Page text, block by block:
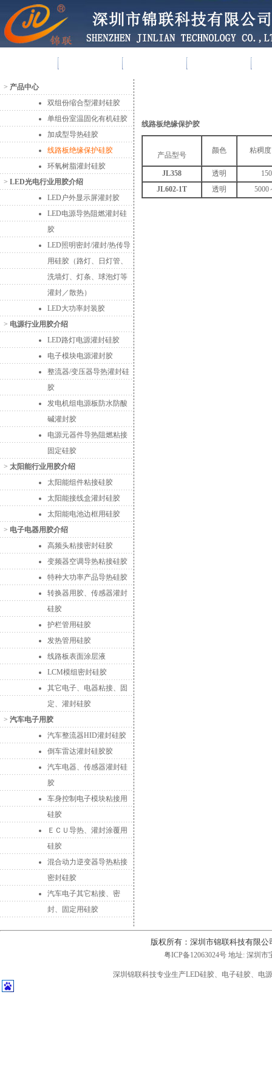
> 产品中心
双组份缩合型灌封硅胶
单组份室温固化有机硅胶
加成型导热硅胶
线路板绝缘保护硅胶
环氧树脂灌封硅胶
> LED光电行业用胶介绍
LED户外显示屏灌封胶
LED电源导热阻燃灌封硅
胶
LED照明密封/灌封/热传导
用硅胶（路灯、日灯管、
洗墙灯、灯条、球泡灯等
灌封／散热）
LED大功率封装胶
> 电源行业用胶介绍
LED路灯电源灌封硅胶
电子模块电源灌封胶
整流器/变压器导热灌封硅
胶
发电机组电源板防水防酸
碱灌封胶
电源元器件导热阻燃粘接
固定硅胶
> 太阳能行业用胶介绍
太阳能组件粘接硅胶
太阳能接线盒灌封硅胶
太阳能电池边框用硅胶
> 电子电器用胶介绍
高频头粘接密封硅胶
变频器空调导热粘接硅胶
特种大功率产品导热硅胶
转换器用胶、传感器灌封
硅胶
护栏管用硅胶
发热管用硅胶
线路板表面涂层液
LCM模组密封硅胶
其它电子、电器粘接、固
定、灌封硅胶
> 汽车电子用胶
汽车整流器HID灌封硅胶
倒车雷达灌封硅胶胶
汽车电器、传感器灌封硅
胶
车身控制电子模块粘接用
硅胶
ＥＣＵ导热、灌封涂覆用
硅胶
混合动力逆变器导热粘接
密封硅胶
汽车电子其它粘接、密
封、固定用硅胶
线路板绝缘保护胶
产品型号
颜色 粘稠
JL358 透明
JL602-1T
透明 5000
版权所有：深圳市锦联科技有限公
粤ICP备12063024号地址: 深圳市
深圳锦联科技专业生产LED硅胶、电子硅胶、电